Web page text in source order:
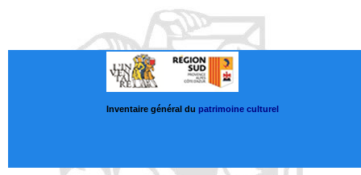
Inventaire général du patrimoine culturel